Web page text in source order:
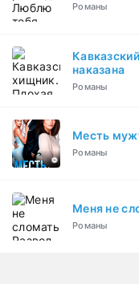
Романы
наказана
Романы
Месть
Романы
Меня не
Романы